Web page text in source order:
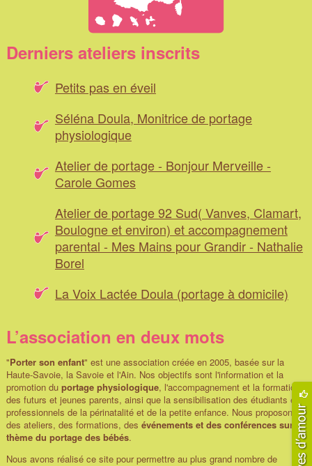
Derniers ateliers inscrits
Petits pas en éveil
Séléna Doula, Monitrice de portage
physiologique
Atelier de portage - Bonjour Merveille -
Carole Gomes
Atelier de portage 92 Sud( Vanves, Clamart,
Boulogne et environ) et accompagnement
parental - Mes Mains pour Grandir - Nathalie
Borel
La Voix Lactée Doula (portage à domicile)
L’association en deux mots
"Porter son enfant" est une association créée en 2005, basée sur la
Haute-Savoie, la Savoie et l'Ain. Nos objectifs sont l'information et la
promotion du portage physiologique, l'accompagnement et la formation
des futurs et jeunes parents, ainsi que la sensibilisation des étudiants et
professionnels de la périnatalité et de la petite enfance. Nous proposons
des ateliers, des formations, des événements et des conférences sur le
thème du portage des bébés.
Nous avons réalisé ce site pour permettre au plus grand nombre de